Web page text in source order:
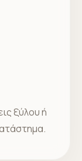
ξύλου ή